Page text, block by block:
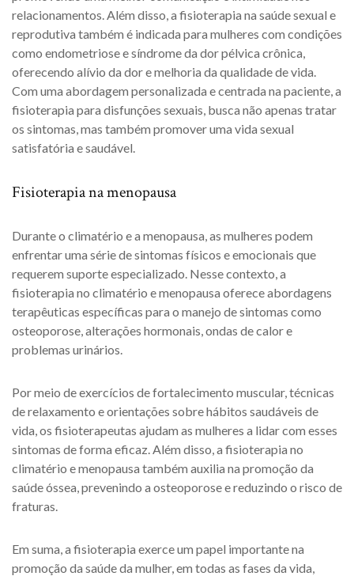
relacionamentos. Além disso, a fisioterapia na saúde sexual e
reprodutiva também é indicada para mulheres com condições
como endometriose e síndrome da dor pélvica crônica,
oferecendo alívio da dor e melhoria da qualidade de vida.
Com uma abordagem personalizada e centrada na paciente, a
fisioterapia para disfunções sexuais, busca não apenas tratar
os sintomas, mas também promover uma vida sexual
satisfatória e saudável.
Fisioterapia na menopausa
Durante o climatério e a menopausa, as mulheres podem
enfrentar uma série de sintomas físicos e emocionais que
requerem suporte especializado. Nesse contexto, a
fisioterapia no climatério e menopausa oferece abordagens
terapêuticas específicas para o manejo de sintomas como
osteoporose, alterações hormonais, ondas de calor e
problemas urinários.
Por meio de exercícios de fortalecimento muscular, técnicas
de relaxamento e orientações sobre hábitos saudáveis de
vida, os fisioterapeutas ajudam as mulheres a lidar com esses
sintomas de forma eficaz. Além disso, a fisioterapia no
climatério e menopausa também auxilia na promoção da
saúde óssea, prevenindo a osteoporose e reduzindo o risco de
fraturas.
Em suma, a fisioterapia exerce um papel importante na
promoção da saúde da mulher, em todas as fases da vida,